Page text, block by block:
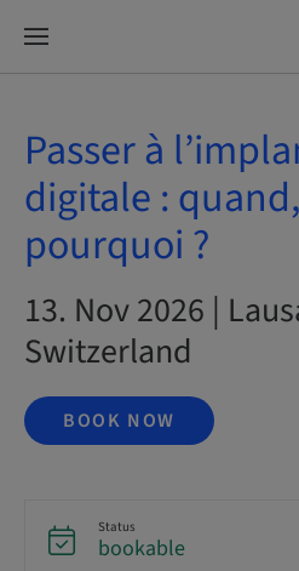
Passer à
digitale :
pourquoi ?
13. Nov 2026 |
Switzerland
BOOK NOW
Status
bookable